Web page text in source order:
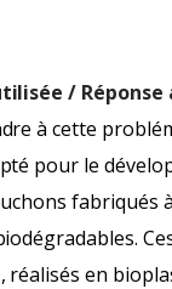
/ Réponse
à cette
pour le
fabriqués
réalisés en